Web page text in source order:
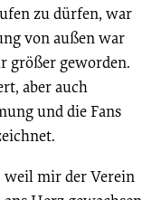
zu dürfen, war
von außen war
größer geworden.
aber auch
und die Fans
mir der Verein